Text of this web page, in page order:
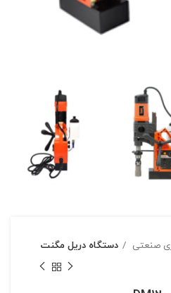
صنعتی دستگاه دریل مگنت